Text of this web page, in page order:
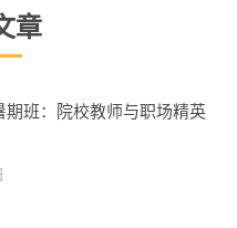
章
期班：院校教师与职场精英